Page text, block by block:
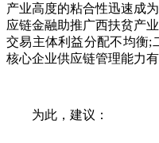
产业高度的粘合性迅速成
应链金融助推广西扶贫产
交易主体利益分配不均衡;
核心企业供应链管理能力有
为此，建议：